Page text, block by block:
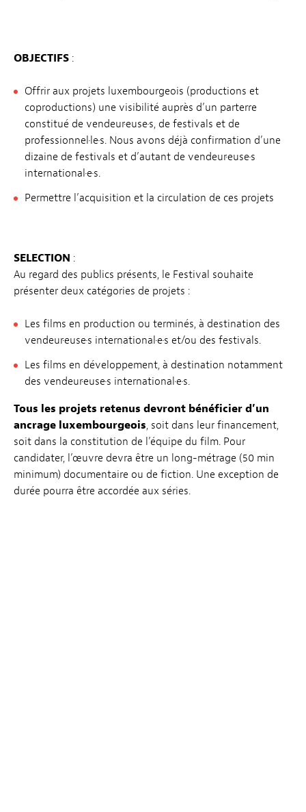
OBJECTIFS :
Offrir aux projets luxembourgeois (productions et
coproductions) une visibilité auprès d’un parterre
constitué de vendeur·euse·s, de festivals et de
professionnel·le·s. Nous avons déjà confirmation d’une
dizaine de festivals et d’autant de vendeur·euse·s
international·e·s.
Permettre l’acquisition et la circulation de ces projets
SELECTION :
Au regard des publics présents, le Festival souhaite
présenter deux catégories de projets :
Les films en production ou terminés, à destination des
vendeur·euse·s international·e·s et/ou des festivals.
Les films en développement, à destination notamment
des vendeur·euse·s international·e·s.
Tous les projets retenus devront bénéficier d’un
ancrage luxembourgeois, soit dans leur financement,
soit dans la constitution de l’équipe du film. Pour
candidater, l’œuvre devra être un long-métrage (50 min
minimum) documentaire ou de fiction. Une exception de
durée pourra être accordée aux séries.